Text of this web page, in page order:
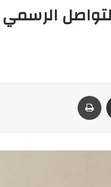
الرسمي